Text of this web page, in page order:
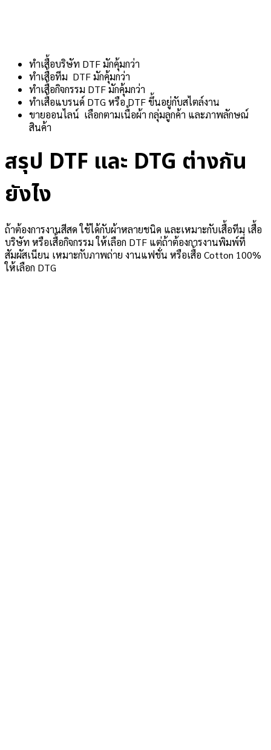
ทำเสื้อบริษัท DTF มักคุ้มกว่า
ทำเสื้อทีม DTF มักคุ้มกว่า
ทำเสื้อกิจกรรม DTF มักคุ้มกว่า
ทำเสื้อแบรนด์ DTG หรือ DTF ขึ้นอยู่กับสไตล์งาน
ขายออนไลน์ เลือกตามเนื้อผ้า กลุ่มลูกค้า และภาพลักษณ์
สินค้า
สรุป DTF และ DTG ต่างกัน
ยังไง
ถ้าต้องการงานสีสด ใช้ได้กับผ้าหลายชนิด และเหมาะกับเสื้อทีม เสื้อ
บริษัท หรือเสื้อกิจกรรม ให้เลือก DTF แต่ถ้าต้องการงานพิมพ์ที่
สัมผัสเนียน เหมาะกับภาพถ่าย งานแฟชั่น หรือเสื้อ Cotton 100%
ให้เลือก DTG